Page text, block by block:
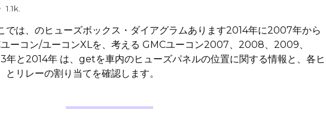
1.1k.
では、のヒューズボックス・ダイアグラムあります2014年に2007年から
ーコン/ユーコンXLを、考える GMCユーコン2007、2008、2009、
年と2014年 は、getを車内のヒューズパネルの位置に関する情報と、各ヒ
とリレーの割り当てを確認します。